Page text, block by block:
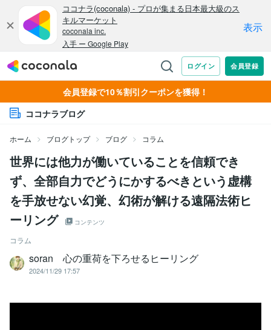
会員登録で10％割引クーポンを獲得！
ココナラブログ
ホーム ブログトップ ブログ コラム
世界には他力が働いていることを信頼でき
ず、全部自力でどうにかするべきという虚構
を手放せない幻覚、幻術が解ける遠隔法術ヒ
ーリング
コンテンツ
コラム
soran 心の重荷を下ろせるヒーリング
2024/11/29 17:57